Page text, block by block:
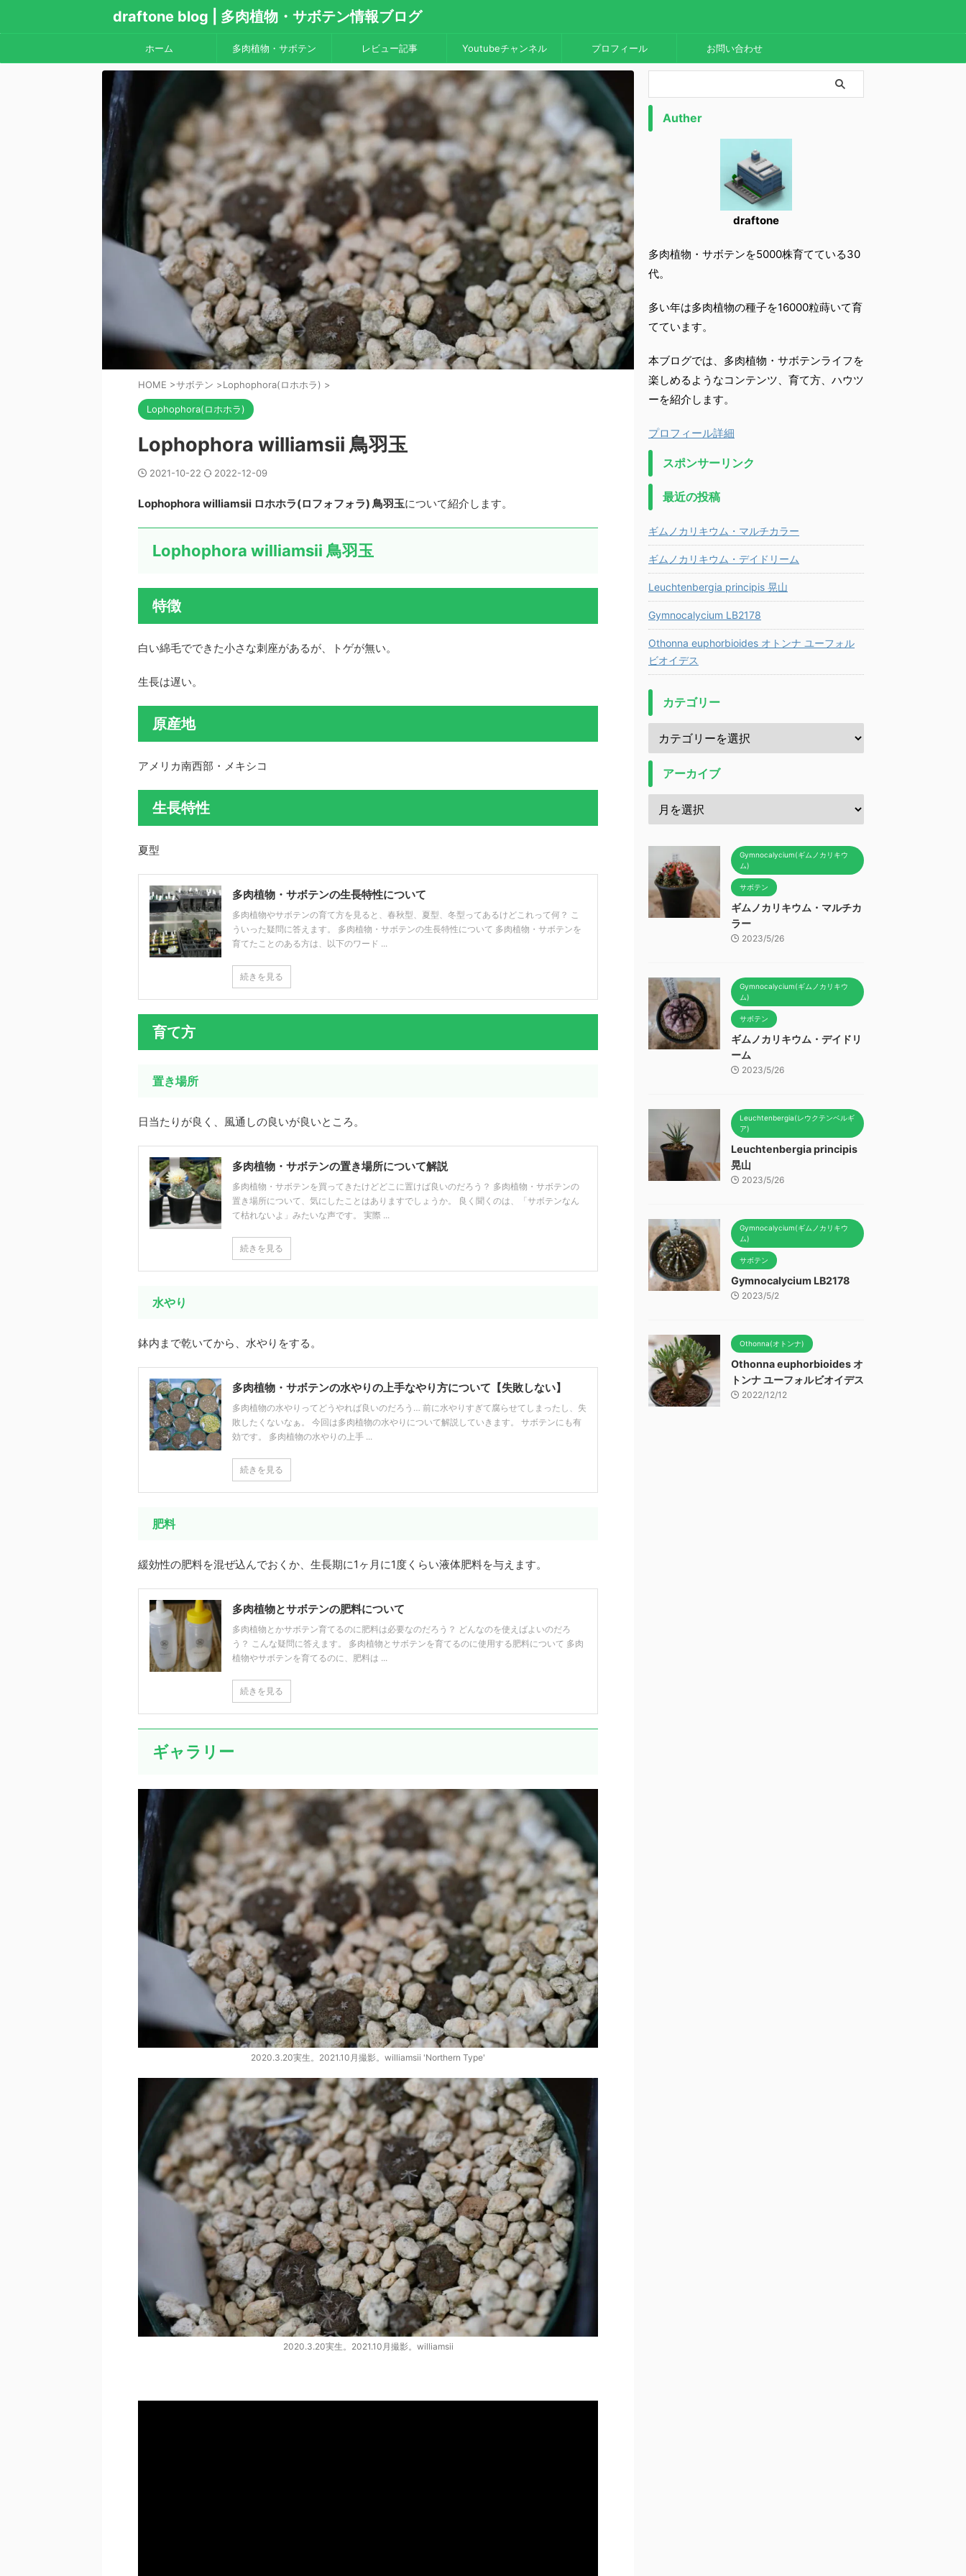
draftone blog | 多肉植物・サボテン情報ブログ
ホーム 多肉植物・サボテン レビュー記事 Youtubeチャンネル プロフィール お問い合わせ
HOME >サボテン >Lophophora(ロホホラ) >
Lophophora(ロホホラ)
Lophophora williamsii 鳥羽玉
2021-10-22 2022-12-09
Lophophora williamsii ロホホラ(ロフォフォラ) 鳥羽玉について紹介します。
Lophophora williamsii 鳥羽玉
特徴
白い綿毛でできた小さな刺座があるが、トゲが無い。
生長は遅い。
原産地
アメリカ南西部・メキシコ
生長特性
夏型
多肉植物・サボテンの生長特性について
多肉植物やサボテンの育て方を見ると、春秋型、夏型、冬型ってあるけどこれって何？ こ
ういった疑問に答えます。 多肉植物・サボテンの生長特性について 多肉植物・サボテンを
育てたことのある方は、以下のワード ...
続きを見る
育て方
置き場所
日当たりが良く、風通しの良いが良いところ。
多肉植物・サボテンの置き場所について解説
多肉植物・サボテンを買ってきたけどどこに置けば良いのだろう？ 多肉植物・サボテンの
置き場所について、気にしたことはありますでしょうか。 良く聞くのは、「サボテンなん
て枯れないよ」みたいな声です。 実際 ...
続きを見る
水やり
鉢内まで乾いてから、水やりをする。
多肉植物・サボテンの水やりの上手なやり方について【失敗しない】
多肉植物の水やりってどうやれば良いのだろう… 前に水やりすぎて腐らせてしまったし、失
敗したくないなぁ。 今回は多肉植物の水やりについて解説していきます。 サボテンにも有
効です。 多肉植物の水やりの上手 ...
続きを見る
肥料
緩効性の肥料を混ぜ込んでおくか、生長期に1ヶ月に1度くらい液体肥料を与えます。
多肉植物とサボテンの肥料について
多肉植物とかサボテン育てるのに肥料は必要なのだろう？ どんなのを使えばよいのだろ
う？ こんな疑問に答えます。 多肉植物とサボテンを育てるのに使用する肥料について 多肉
植物やサボテンを育てるのに、肥料は ...
続きを見る
ギャラリー
2020.3.20実生。2021.10月撮影。williamsii 'Northern Type'
2020.3.20実生。2021.10月撮影。williamsii
Auther
draftone
多肉植物・サボテンを5000株育てている30
代。
多い年は多肉植物の種子を16000粒蒔いて育
てています。
本ブログでは、多肉植物・サボテンライフを
楽しめるようなコンテンツ、育て方、ハウツ
ーを紹介します。
プロフィール詳細
スポンサーリンク
最近の投稿
ギムノカリキウム・マルチカラー
ギムノカリキウム・デイドリーム
Leuchtenbergia principis 晃山
Gymnocalycium LB2178
Othonna euphorbioides オトンナ ユーフォル
ビオイデス
カテゴリー
アーカイブ
Gymnocalycium(ギムノカリキウ
ム)
サボテン
ギムノカリキウム・マルチカ
ラー
2023/5/26
Gymnocalycium(ギムノカリキウ
ム)
サボテン
ギムノカリキウム・デイドリ
ーム
2023/5/26
Leuchtenbergia(レウクテンベルギ
ア)
Leuchtenbergia principis
晃山
2023/5/26
Gymnocalycium(ギムノカリキウ
ム)
サボテン
Gymnocalycium LB2178
2023/5/2
Othonna(オトンナ)
Othonna euphorbioides オ
トンナ ユーフォルビオイデス
2022/12/12